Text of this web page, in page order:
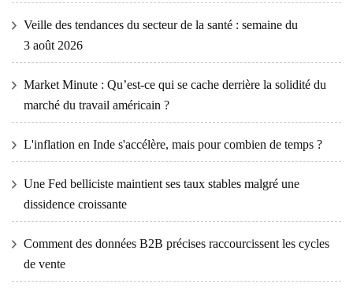
Veille des tendances du secteur de la santé : semaine du
3 août 2026
Market Minute : Qu’est-ce qui se cache derrière la solidité du
marché du travail américain ?
L'inflation en Inde s'accélère, mais pour combien de temps ?
Une Fed belliciste maintient ses taux stables malgré une
dissidence croissante
Comment des données B2B précises raccourcissent les cycles
de vente